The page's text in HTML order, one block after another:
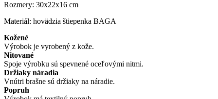
Rozmery: 30x22x16 cm
Materiál: hovädzia štiepenka BAGA
Kožené
Výrobok je vyrobený z kože.
Nitované
Spoje výrobku sú spevnené oceľovými nitmi.
Držiaky náradia
Vnútri brašne sú držiaky na náradie.
Popruh